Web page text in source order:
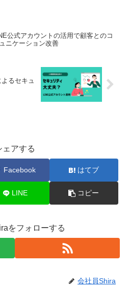
公式アカウントの活用で顧客とのコ
ニケーション改善
るセキュ
ェアする
Facebook はてブ
LINE コピー
をフォローする
会社員Shira